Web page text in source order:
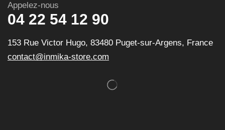
Appelez-nous
04 22 54 12 90
153 Rue Victor Hugo, 83480 Puget-sur-Argens, France
contact@inmika-store.com